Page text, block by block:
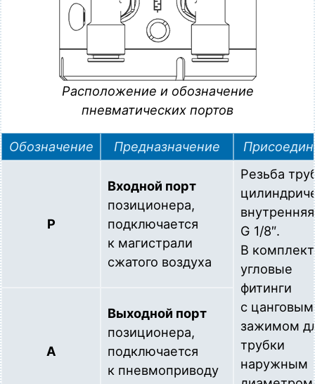
Расположение и обозначение
пневматических портов
Обозначение Предназначение
P
Входной порт
позиционера,
подключается
к магистрали
сжатого воздуха
Резьба
внутренняя
G 1/8″.
В
угловые
фитинги
с цанговым
зажимом
трубки
наружным
A
Выходной порт
позиционера,
подключается
к пневмоприводу